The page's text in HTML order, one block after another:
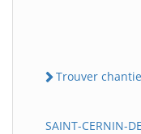
Trouver
SAINT-CERNIN-